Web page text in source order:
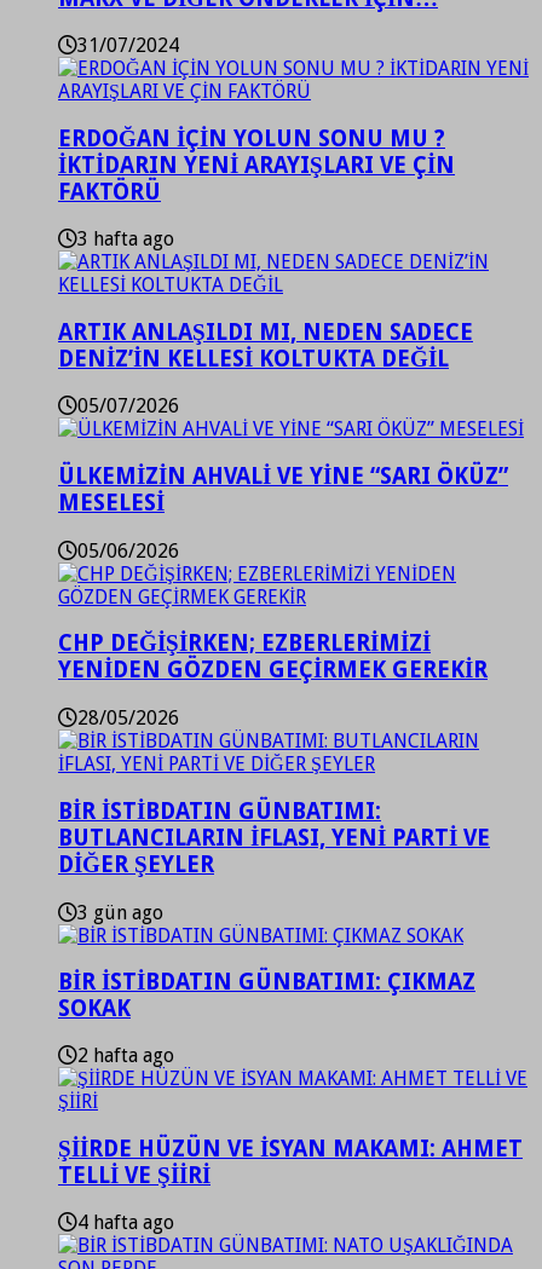
31/07/2024
ERDOĞAN İÇİN YOLUN SONU MU ?
İKTİDARIN YENİ ARAYIŞLARI VE ÇİN
FAKTÖRÜ
3 hafta ago
ARTIK ANLAŞILDI MI, NEDEN SADECE
DENİZ’İN KELLESİ KOLTUKTA DEĞİL
05/07/2026
ÜLKEMİZİN AHVALİ VE YİNE “SARI ÖKÜZ”
MESELESİ
05/06/2026
CHP DEĞİŞİRKEN; EZBERLERİMİZİ
YENİDEN GÖZDEN GEÇİRMEK GEREKİR
28/05/2026
BİR İSTİBDATIN GÜNBATIMI:
BUTLANCILARIN İFLASI, YENİ PARTİ VE
DİĞER ŞEYLER
3 gün ago
BİR İSTİBDATIN GÜNBATIMI: ÇIKMAZ
SOKAK
2 hafta ago
ŞİİRDE HÜZÜN VE İSYAN MAKAMI: AHMET
TELLİ VE ŞİİRİ
4 hafta ago